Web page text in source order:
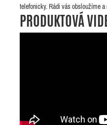
telefonicky. Rádi vás obsloužíme
PRODUKTOVÁ